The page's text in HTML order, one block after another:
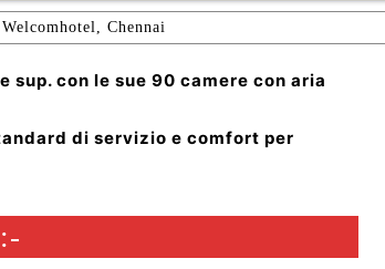
Chennai
sup. con le sue 90 camere con aria
di servizio e comfort per